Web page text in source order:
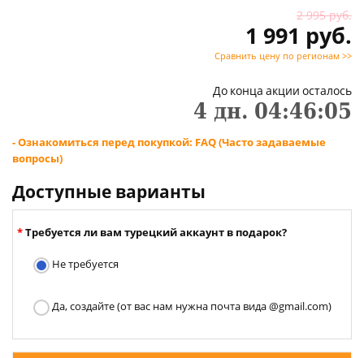
2 995 руб.
1 991 руб.
Сравнить цену по регионам >>
До конца акции осталось
4 дн. 04:46:04
- Ознакомиться перед покупкой: FAQ (Часто задаваемые
вопросы)
Доступные варианты
Требуется ли вам турецкий аккаунт в подарок?
Не требуется
Да, создайте (от вас нам нужна почта вида @gmail.com)